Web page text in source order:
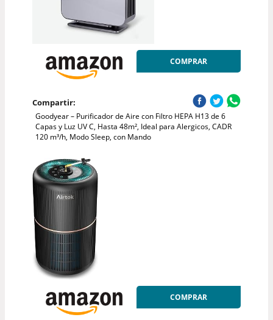
COMPRAR
Compartir:
Goodyear – Purificador de Aire con Filtro HEPA H13 de 6
Capas y Luz UV C, Hasta 48m², Ideal para Alergicos, CADR
120 m³/h, Modo Sleep, con Mando
COMPRAR